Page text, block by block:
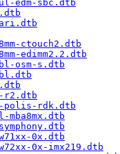
edm-sbc.dtb
ctouch2.dtb
edimm2.2.dtb
bl-osm-s.dtb
bl.dtb
r2.dtb
polis-rdk.dtb
mba8mx.dtb
0x.dtb
0x-imx219.dtb